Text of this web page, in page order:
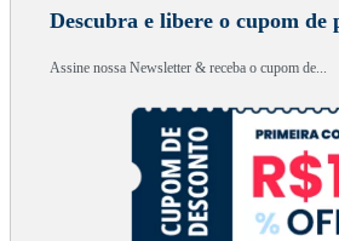
Descubra e libere o cupom
Assine nossa Newsletter & receba o cupom de...